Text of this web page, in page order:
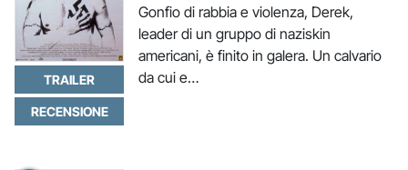
TRAILER
RECENSIONE
Gonfio di rabbia e violenza, Derek,
leader di un gruppo di naziskin
americani, è finito in galera. Un calvario
da cui e…